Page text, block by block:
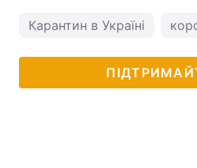
Карантин в Україні